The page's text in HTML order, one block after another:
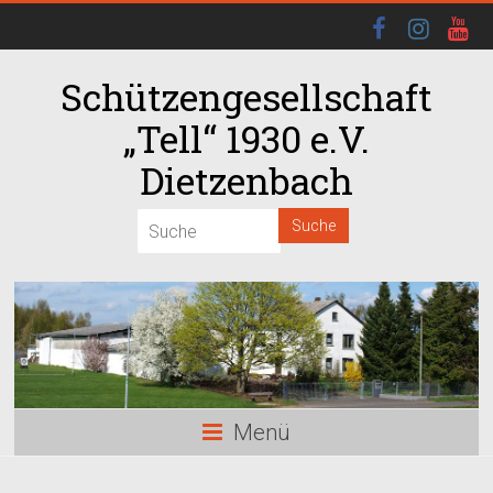
Schützengesellschaft
„Tell“ 1930 e.V.
Dietzenbach
Menü
02:00
04:00